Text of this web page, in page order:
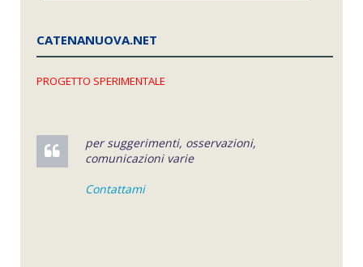
CATENANUOVA.NET
PROGETTO SPERIMENTALE
per suggerimenti, osservazioni,
comunicazioni varie
Contattami